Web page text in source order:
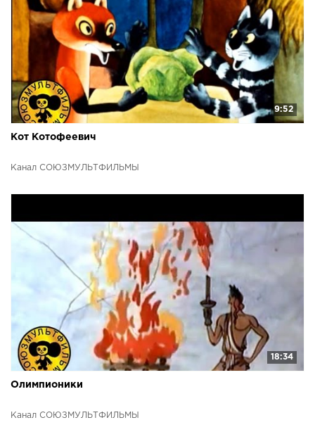
9:52
Кот Котофеевич
Канал СОЮЗМУЛЬТФИЛЬМЫ
18:34
Олимпионики
Канал СОЮЗМУЛЬТФИЛЬМЫ